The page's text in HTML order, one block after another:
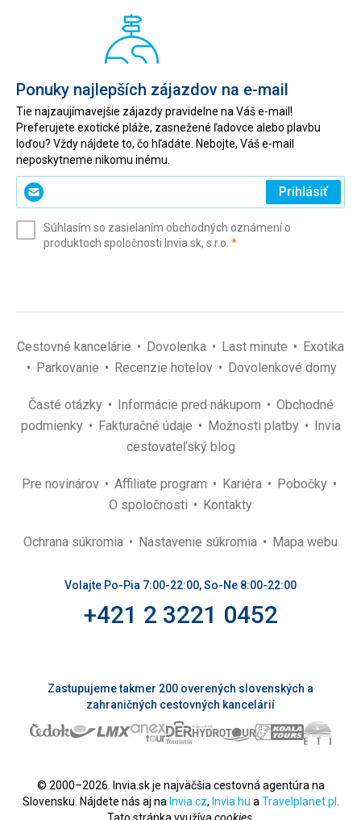
Ponuky najlepších zájazdov na e-mail
Tie najzaujímavejšie zájazdy pravidelne na Váš e-mail!
Preferujete exotické pláže, zasnežené ľadovce alebo plavbu
loďou? Vždy nájdete to, čo hľadáte. Nebojte, Váš e-mail
neposkytneme nikomu inému.
Zadajte
svoj
(povinné)
Prihlásiť
Súhlasím so zasielaním obchodných oznámení o
produktoch spoločnosti Invia.sk, s.r.o. *(povinné)
Cestovné kancelárie Dovolenka Last minute
Exotika
Parkovanie
Recenzie hotelov Dovolenkové domy
Časté otázky Informácie pred nákupom
Obchodné
podmienky
Fakturačné údaje Možnosti platby
Invia
cestovateľský blog
Pre novinárov Affiliate program Kariéra
Pobočky
O spoločnosti
Kontakty
Ochrana súkromia Nastavenie súkromia Mapa webu
Volajte Po-Pia 7:00-22:00, So-Ne 8:00-22:00
+421 2 3221 0452
Zastupujeme takmer 200 overených slovenských a
zahraničných cestovných kancelárií
© 2000–2026. Invia.sk je najväčšia cestovná agentúra na
Slovensku. Nájdete nás aj na Invia.cz, Invia.hu a Travelplanet.pl